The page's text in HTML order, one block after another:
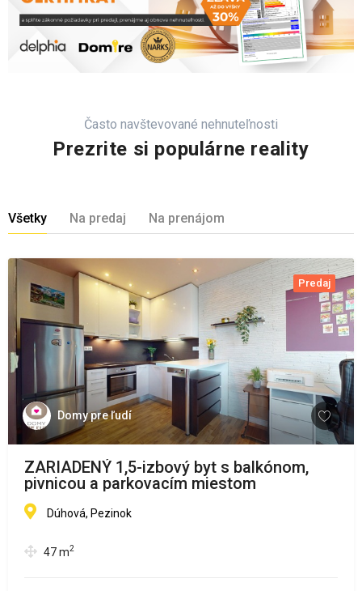
Často navštevované nehnuteľnosti
Prezrite si populárne reality
Všetky Na predaj Na prenájom
Predaj
Domy pre ľudí
ZARIADENÝ 1,5-izbový byt s balkónom,
pivnicou a parkovacím miestom
Dúhová, Pezinok
47m2